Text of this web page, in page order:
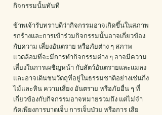
กิจกรรมนั้นทันที
ข้าพเจ้ารับทราบดีว่ากิจกรรมอาจเกิดขึ้นในสภาพ
รกร้างและการเข้าร่วมกิจกรรมนั้นอาจเกี่ยวข้อง
กับความ เสี่ยงอันตราย หรือภัยต่าง ๆ สภาพ
แวดล้อมที่จะมีการทํากิจกรรมต่าง ๆ อาจมีความ
เสี่ยงในการเผชิญหน้า กับสัตว์อันตรายและแมลง
และอาจเดินชนวัตถุที่อยู่ในธรรมชาติอย่างเช่นกิ่ง
ไม้และหิน ความเสี่ยง อันตราย หรือภัยอื่น ๆ ที่
เกี่ยวข้องกับกิจกรรมอาจหมายรวมถึง แต่ไม่จํา
กัดเพียงการบาดเจ็บ การเจ็บป่วย หรือการ เสีย